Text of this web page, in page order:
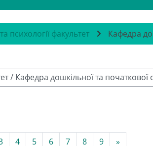
психології факультет Кафедра
2
Сторінка 3
4Сторінка 4
5Сторінка 5
6Сторінка 6
7Сторінка 7
8Сторінка 8
9Сторінка 9
»